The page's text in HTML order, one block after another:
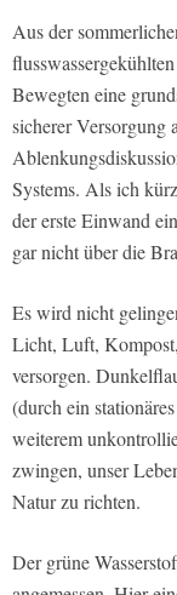
Aus der
Bewegten eine
sicherer Versorgung
Systems. Als ich
der erste Einwand
gar nicht über die
Es wird nicht
Licht, Luft,
versorgen.
(durch ein
weiterem
zwingen, unser
Natur zu richten.
Der grüne